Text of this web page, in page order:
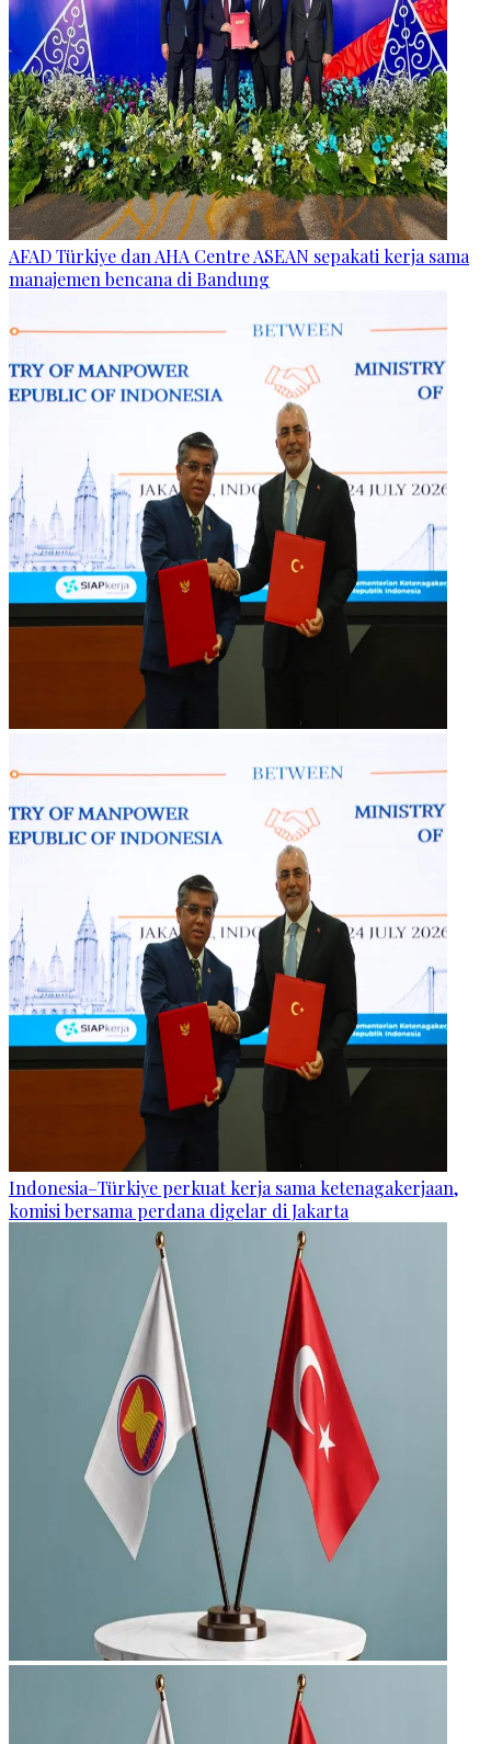
AFAD Türkiye dan AHA Centre ASEAN sepakati kerja sama
manajemen bencana di Bandung
Indonesia–Türkiye perkuat kerja sama ketenagakerjaan,
komisi bersama perdana digelar di Jakarta